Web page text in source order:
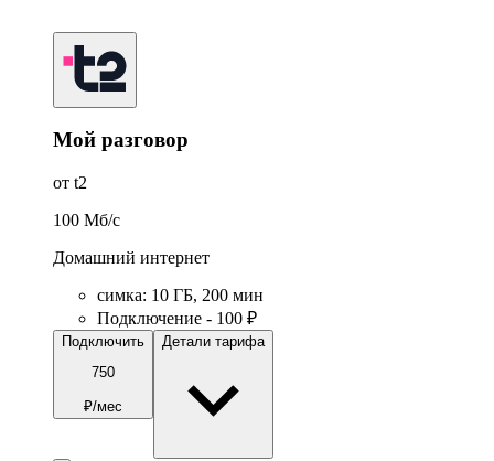
Мой разговор
от t2
100 Мб/c
Домашний интернет
симка: 10 ГБ, 200 мин
Подключение - 100 ₽
Подключить
750
₽/мес
Детали тарифа